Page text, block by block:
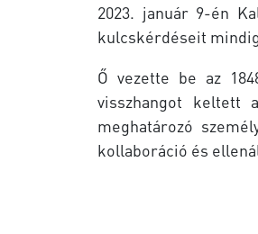
2023. január 9-én
kulcskérdéseit
Ő vezette be az
visszhangot keltett
meghatározó
kollaboráció és